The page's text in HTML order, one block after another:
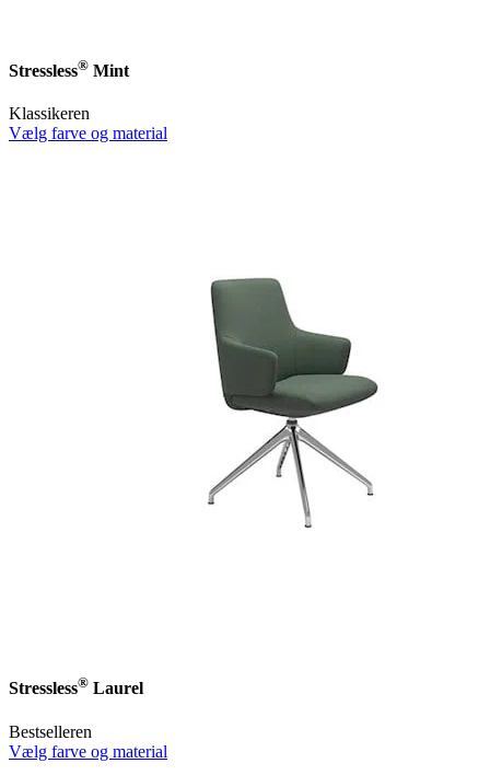
Stressless® Mint
Klassikeren
Vælg farve og material
Stressless® Laurel
Bestselleren
Vælg farve og material